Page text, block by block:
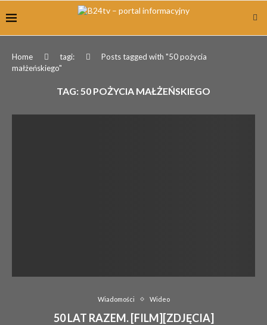
Home tagi:
Posts tagged with "50 pożycia
małżeńskiego"
TAG:50 POŻYCIA MAŁŻEŃSKIEGO
Wiadomości Wideo
50 LAT RAZEM. [FILM][ZDJĘCIA]